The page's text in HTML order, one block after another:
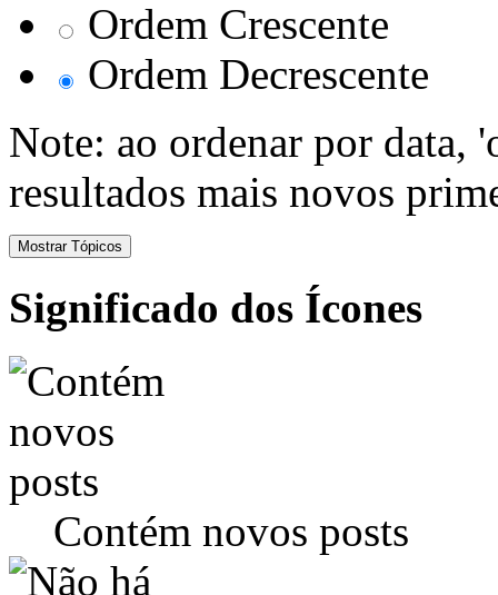
Ordem Crescente
Ordem Decrescente
Note: ao ordenar por data,
resultados mais novos
Significado dos Ícones
Contém novos posts